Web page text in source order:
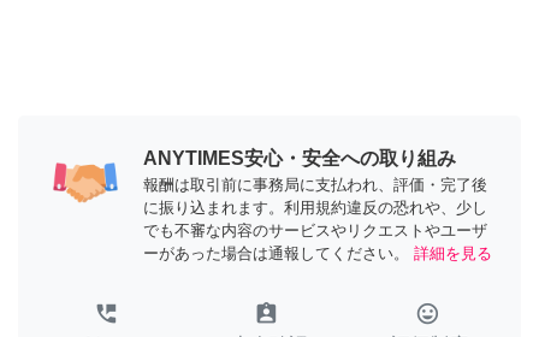
ANYTIMES安心・安全への取り組み
報酬は取引前に事務局に支払われ、評価・完了後
に振り込まれます。利用規約違反の恐れや、少し
でも不審な内容のサービスやリクエストやユーザ
ーがあった場合は通報してください。
詳細を見る
perm_phone_msg assignment_ind tag_faces